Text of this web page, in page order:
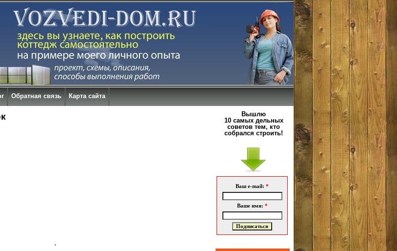
'
Вышлю
10 самых дельных
советов тем, кто
собрался строить!
Ваш e-mail: *
Ваше имя: *
Обратная связь Карта сайта